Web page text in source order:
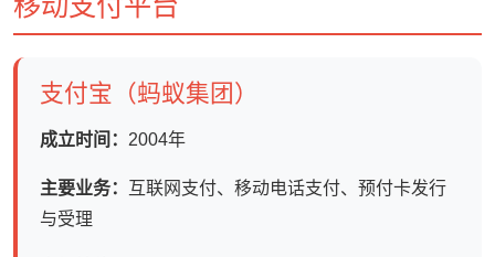
支付宝（蚂蚁集团）
成立时间： 2004年
主要业务：
互联网支付、移动电话支付、预付卡发行
与受理